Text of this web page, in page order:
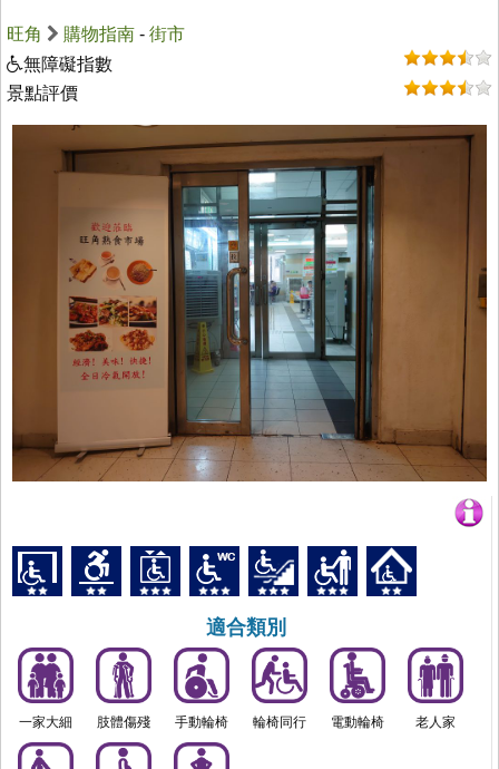
旺角 購物指南 - 街市
無障礙指數
景點評價
適合類別
一家大細 肢體傷殘 手動輪椅 輪椅同行 電動輪椅 老人家